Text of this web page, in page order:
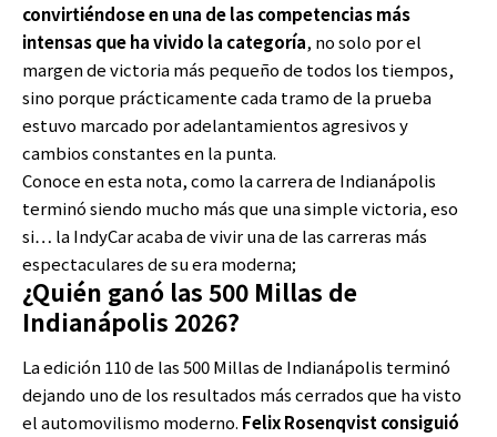
convirtiéndose en una de las competencias más
intensas que ha vivido la categoría, no solo por el
margen de victoria más pequeño de todos los tiempos,
sino porque prácticamente cada tramo de la prueba
estuvo marcado por adelantamientos agresivos y
cambios constantes en la punta.
Conoce en esta nota, como la carrera de Indianápolis
terminó siendo mucho más que una simple victoria, eso
si… la IndyCar acaba de vivir una de las carreras más
espectaculares de su era moderna;
¿Quién ganó las 500 Millas de
Indianápolis 2026?
La edición 110 de las 500 Millas de Indianápolis terminó
dejando uno de los resultados más cerrados que ha visto
elautomovilismo moderno. Felix Rosenqvist consiguió